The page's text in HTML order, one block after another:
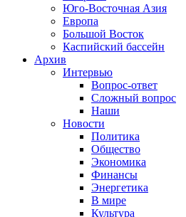
Юго-Восточная Азия
Европа
Большой Восток
Каспийский бассейн
Архив
Интервью
Вопрос-ответ
Сложный вопрос
Наши
Новости
Политика
Общество
Экономика
Финансы
Энергетика
В мире
Культура